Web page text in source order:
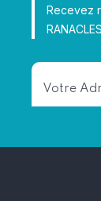
Recevez
RANACLES